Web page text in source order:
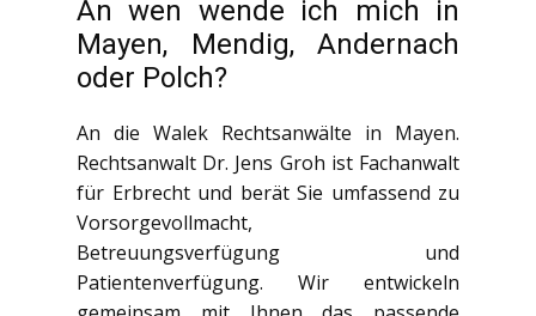
An wen wende ich mich in
Mayen, Mendig, Andernach
oder Polch?
An die Walek Rechtsanwälte in Mayen.
Rechtsanwalt Dr. Jens Groh ist Fachanwalt
für Erbrecht und berät Sie umfassend zu
Vorsorgevollmacht,
Betreuungsverfügung und
Patientenverfügung. Wir entwickeln